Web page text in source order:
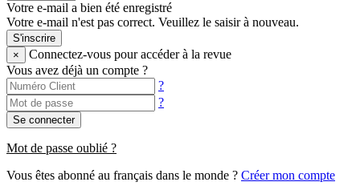
Votre e-mail a bien été enregistré
Votre e-mail n'est pas correct. Veuillez le saisir à nouveau.
S'inscrire
×
Connectez-vous pour accéder à la revue
Vous avez déjà un compte ?
?
?
Se connecter
Mot de passe oublié ?
Vous êtes abonné au français dans le monde ? Créer mon compte